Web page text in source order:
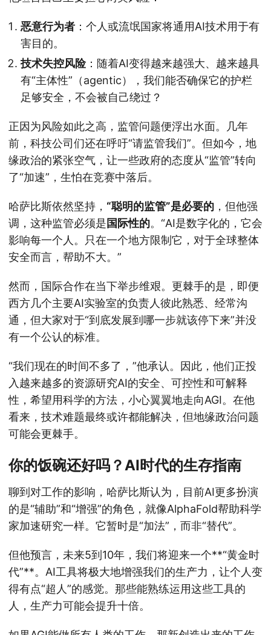
恶意行为者 ：个人或流氓国家将通用AI技术用于有
害目的。
技术失控风险：随着AI变得越来越强大、越来越具
有“主体性”（agentic），我们能否确保它的护栏
足够安全，不会被自己绕过？
正因为风险如此之高，监管问题便浮出水面。几年
前，科技公司们还在呼吁“请监管我们”。但如今，地
缘政治的紧张空气，让一些政府的态度从“监管”转向
了“加速”，生怕在竞赛中落后。
哈萨比斯依然坚持， “聪明的监管”是必要的 ，但他强
调，这种监管必须是国际性的。“AI是数字化的，它会
影响每一个人。只在一个地方限制它，对于全球整体
安全而言，帮助不大。”
然而，国际合作在当下举步维艰。更棘手的是，即便
西方几个主要AI实验室的负责人彼此熟悉、经常沟
通，但大家对于“到底发展到哪一步就该停下来”并没
有一个公认的标准。
“我们现在的时间不多了，”他承认。因此，他们正投
入越来越多的资源研究AI的安全、可控性和可解释
性，希望用科学的方法，小心翼翼地走向AGI。在他
看来，技术难题最终或许都能解决，但地缘政治问题
可能会更棘手。
你的饭碗还好吗？AI时代的生存指南
聊到对工作的影响，哈萨比斯认为，目前AI更多扮演
的是“辅助”和“增强”的角色，就像AlphaFold帮助科学
家加速研究一样。它暂时是“加法”，而非“替代”。
但他预言，未来5到10年，我们将迎来一个**“黄金时
代”**。AI工具将极大地增强我们的生产力，让个人变
得有点“超人”的感觉。那些能熟练运用这些工具的
人，生产力可能会提升十倍。